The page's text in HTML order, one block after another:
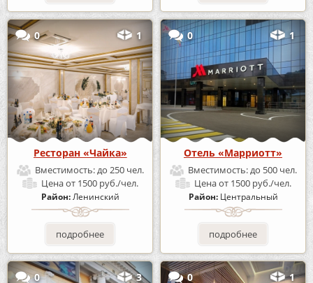
0 1
Ресторан «Чайка»
Вместимость:до 250 чел.
Ценаот 1500 руб./чел.
Район:Ленинский
подробнее
0 1
Отель «Марриотт»
Вместимость:до 500 чел.
Ценаот 1500 руб./чел.
Район: Центральный
подробнее
0 3 0 1